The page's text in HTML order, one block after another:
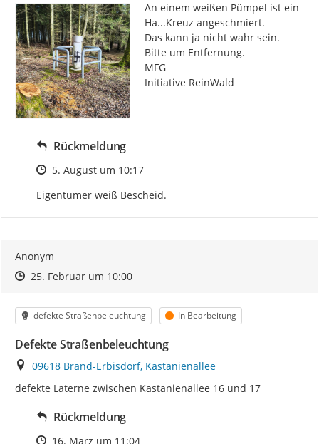
An einem weißen Pümpel ist ein
Ha...Kreuz angeschmiert.
Das kann ja nicht wahr sein.
Bitte um Entfernung.
MFG
Initiative ReinWald
Rückmeldung
Zeitpunkt des Erstellens
5. August um 10:17
Eigentümer weiß Bescheid.
Anonym
Zeitpunkt des Erstellens
Zeitpunkt des Erstellens
25. Februar um 10:00Zur Äußerung
Kategorie
defekte Straßenbeleuchtung Status
In Bearbeitung
Defekte Straßenbeleuchtung
Ort
09618 Brand-Erbisdorf, Kastanienallee
defekte Laterne zwischen Kastanienallee 16 und 17
Rückmeldung
Zeitpunkt des Erstellens
16. März um 11:04